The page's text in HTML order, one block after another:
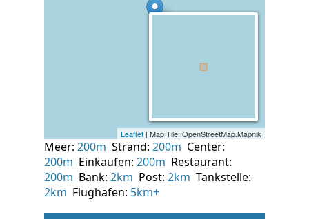
Meer: 200m Strand: 200m Center:
200m Einkaufen: 200m Restaurant:
200m Bank: 2km Post: 2km Tankstelle:
2km Flughafen: 5km+